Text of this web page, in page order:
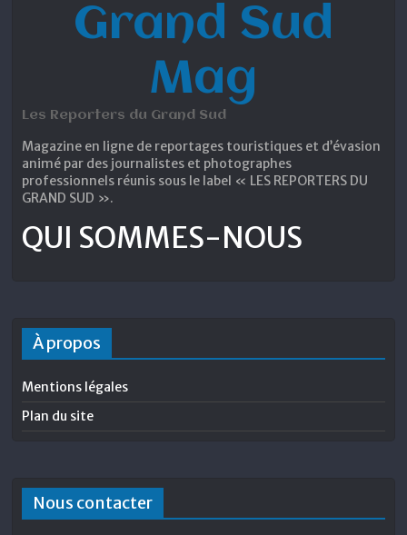
Grand Sud
Mag
Les Reporters du Grand Sud
Magazine en ligne de reportages touristiques et d’évasion
animé par des journalistes et photographes
professionnels réunis sous le label « LES REPORTERS DU
GRAND SUD ».
QUI SOMMES-NOUS
À propos
Mentions légales
Plan du site
Nous contacter